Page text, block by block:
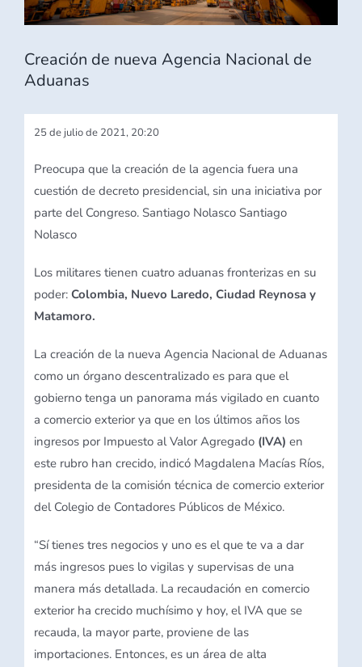
Creación de nueva Agencia Nacional de
Aduanas
25 de julio de 2021, 20:20
Preocupa que la creación de la agencia fuera una
cuestión de decreto presidencial, sin una iniciativa por
parte del Congreso.Santiago Nolasco Santiago
Nolasco
Los militares tienen cuatro aduanas fronterizas en su
poder:Colombia, Nuevo Laredo, Ciudad Reynosa y
Matamoro.
La creación de la nueva Agencia Nacional de Aduanas
como un órgano descentralizado es para que el
gobierno tenga un panorama más vigilado en cuanto
a comercio exterior ya que en los últimos años los
ingresos por Impuesto al Valor Agregado (IVA) en
este rubro han crecido, indicó Magdalena Macías Ríos,
presidenta de la comisión técnica de comercio exterior
del Colegio de Contadores Públicos de México.
“Sí tienes tres negocios y uno es el que te va a dar
más ingresos pues lo vigilas y supervisas de una
manera más detallada. La recaudación en comercio
exterior ha crecido muchísimo y hoy, el IVA que se
recauda, la mayor parte, proviene de las
importaciones. Entonces, es un área de alta